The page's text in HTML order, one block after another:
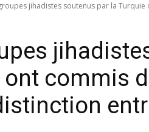
jihadistes soutenus par la
ont commis